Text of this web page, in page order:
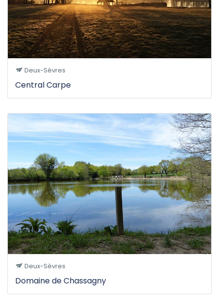
Deux-Sèvres
Central Carpe
Deux-Sèvres
Domaine de Chassagny